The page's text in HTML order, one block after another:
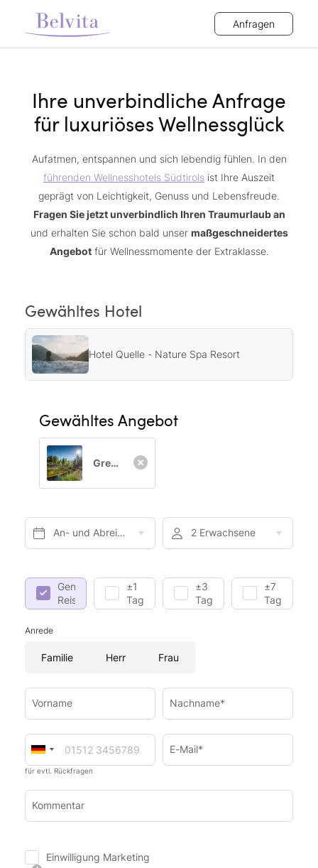
Anfragen
Ihre unverbindliche Anfrage
für luxuriöses Wellnessglück
Aufatmen, entspannen und sich lebendig fühlen. In den
führenden Wellnesshotels Südtirols ist Ihre Auszeit
geprägt von Leichtigkeit, Genuss und Lebensfreude.
Fragen Sie jetzt unverbindlich Ihren Traumurlaub an
und erhalten Sie schon bald unser maßgeschneidertes
Angebotfür Wellnessmomente der Extraklasse.
Gewähltes Angebot
Green Vacation Package
An- und Abreise* 2 Erwachsene
Genaue
Reisedaten
±1
Tag
±3
Tage
±7
Tage
Anrede
Familie Herr Frau
Vorname Nachname*
für evtl. Rückfragen
E-Mail*
Kommentar
Einwilligung Marketing
Gewähltes Hotel
Hotel Quelle - Nature Spa Resort